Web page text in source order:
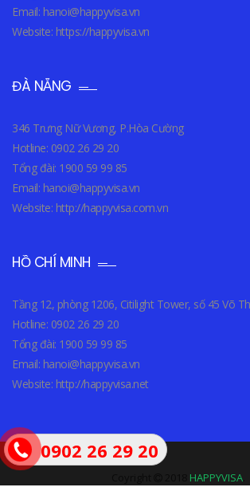
0902 26 29 20
Email: hanoi@happyvisa.vn
Website: https://happyvisa.vn
ĐÀ NẴNG
346 Trưng Nữ Vương, P.Hòa Cường
Hotline: 0902 26 29 20
Tổng đài: 1900 59 99 85
Email: hanoi@happyvisa.vn
Website: http://happyvisa.com.vn
HỒ CHÍ MINH
Tầng 12, phòng 1206, Citilight Tower, số 45 Võ
Hotline: 0902 26 29 20
Tổng đài: 1900 59 99 85
Email: hanoi@happyvisa.vn
Website: http://happyvisa.net
HAPPYVISA